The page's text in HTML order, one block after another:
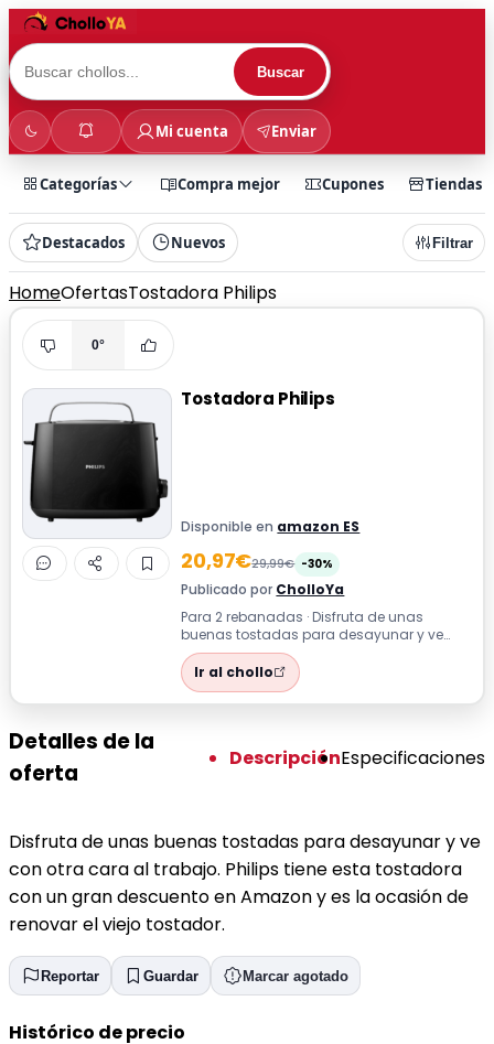
Buscar
Mi cuenta Enviar
Categorías Compra mejor Cupones Tiendas
Destacados Nuevos Filtrar
HomeOfertasTostadora Philips
0°
Tostadora Philips
Disponible en amazon ES
20,97€29,99€ -30%
Publicado por CholloYa
Para 2 rebanadas · Disfruta de unas
buenas tostadas para desayunar y ve
con otra cara al trabajo. Philips tiene esta
... Ir al chollo
Detalles de la
oferta
DescripciónEspecificaciones
Disfruta de unas buenas tostadas para desayunar y ve
con otra cara al trabajo. Philips tiene esta tostadora
con un gran descuento en Amazon y es la ocasión de
renovar el viejo tostador.
Reportar Guardar Marcar agotado
Histórico de precio